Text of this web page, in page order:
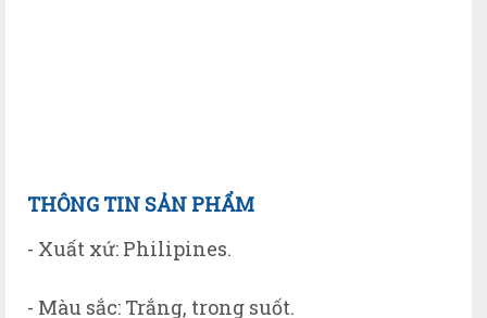
THÔNG TIN SẢN PHẨM
- Xuất xứ: Philipines.
- Màu sắc: Trắng, trong suốt.